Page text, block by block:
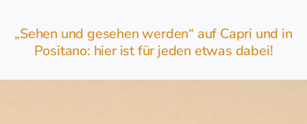
„Sehen und gesehen werden“ auf Capri und in
Positano: hier ist für jeden etwas dabei!